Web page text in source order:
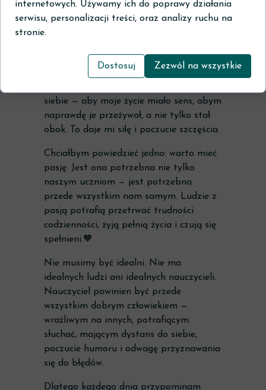
moc zmieniania szkoły — tej małej,
codziennej, klasowej.
spotykamy w edukacji i w codziennym
życiu, wciąż myślę, że to, co robię, robię
siebie — aby moje życie miało sens, abym
naprawdę je przeżywał, a nie tylko stał
obok. To daje mi siłę i poczucie szczęścia.
Chciałbym powiedzieć jedno: warto mieć
pasję. Jest ona potrzebna nie tylko
naszym uczniom — jest potrzebna
przede wszystkim nam samym. Ludzie z
pasją potrafią przetrwać trudności
codzienności, żyją pełnią życia i czują się
spełnieni.🧡
Nie musimy być idealni. Nie ma
idealnych ludzi ani idealnych nauczycieli.
Nauczyciel powinien być przede
wszystkim dobrym człowiekiem —
wrażliwym na innych, potrafiącym
słuchać, mającym dystans do siebie,
poczucie humoru i odwagę przyznawania
się do błędów.
Dlatego każdego dnia przypominam
internetowych. Używamy ich do poprawy działania
serwisu, personalizacji treści, oraz analizy ruchu na
stronie.
Dostosuj Zezwól na wszystkie